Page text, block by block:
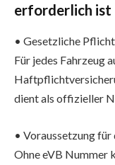
erforderlich ist
• Gesetzliche Pflicht
Für jedes Fahrzeug
dient als offizieller
• Voraussetzung für
Ohne eVB Nummer